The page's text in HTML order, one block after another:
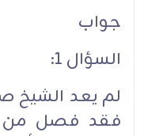
جواب
السؤال 1:
لم يعد الشيخ
فقد فصل من